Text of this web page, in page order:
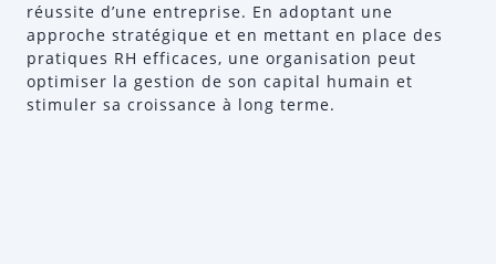
réussite d’une entreprise. En adoptant une
approche stratégique et en mettant en place des
pratiques RH efficaces, une organisation peut
optimiser la gestion de son capital humain et
stimuler sa croissance à long terme.